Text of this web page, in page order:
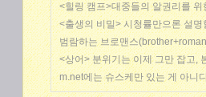
<힐링 캠프>대중들의 알권리를 위
<출생의 비밀> 시청률만으론 설
범람하는 브로맨스
<상어> 분위기는 이제 그만 잡고,
m.net에는 슈스케만 있는 게 아니